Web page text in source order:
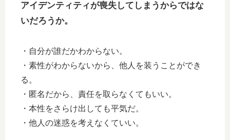
アイデンティティが喪失してしまうからではな
いだろうか。
・自分が誰だかわからない。
・素性がわからないから、他人を装うことができ
る。
・匿名だから、責任を取らなくてもいい。
・本性をさらけ出しても平気だ。
・他人の迷惑を考えなくていい。